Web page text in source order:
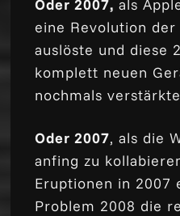
Oder 2007, als
eine Revolution
auslöste und diese
komplett neuen
nochmals
Oder 2007, als die
anfing zu
Eruptionen in 2007
Problem 2008 die